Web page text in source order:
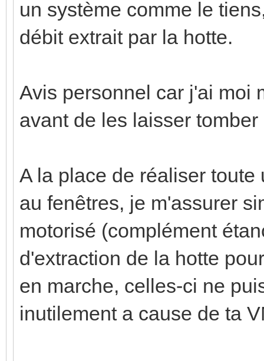
un système comme le
débit extrait par la hotte.
Avis personnel car j'ai moi
avant de les laisser
A la place de réaliser
au fenêtres, je m'assurer
motorisé (complément
d'extraction de la hotte
en marche, celles-ci ne
inutilement a cause de ta